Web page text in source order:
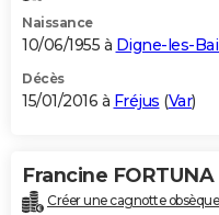
Naissance
10/06/1955 à Digne-les-
Décès
15/01/2016 à Fréjus (Var)
Francine FORTUNA
Créer une cagnotte